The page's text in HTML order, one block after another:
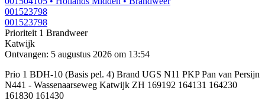
001523798
001523798
Prioriteit 1 Brandweer
Katwijk
Ontvangen: 5 augustus 2026 om 13:54
Prio 1 BDH-10 (Basis pel. 4) Brand UGS N11 PKP Pan van Persijn
N441 - Wassenaarseweg Katwijk ZH 169192 164131 164230
161830 161430